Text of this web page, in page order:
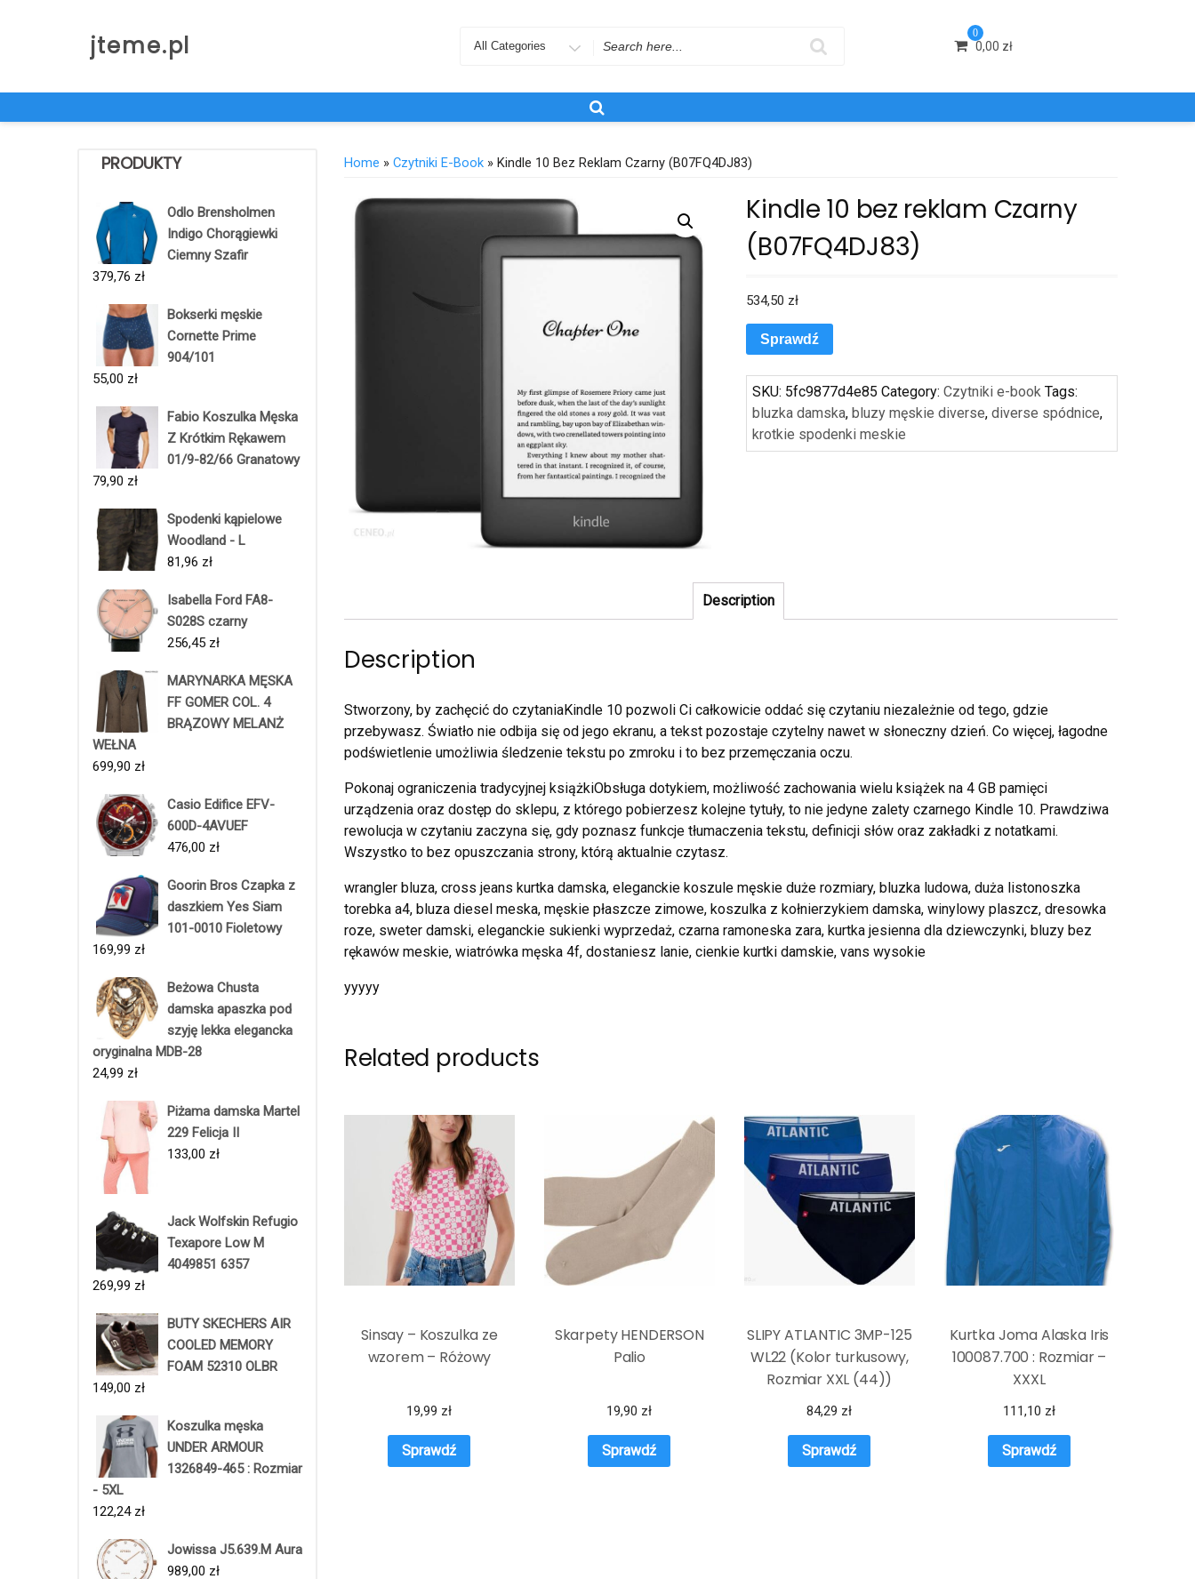
jteme.pl
Search
0
0,00 zł
PRODUKTY
Odlo Brensholmen
Indigo Chorągiewki
Ciemny Szafir
379,76 zł
Bokserki męskie
Cornette Prime
904/101
55,00 zł
Fabio Koszulka Męska
Z Krótkim Rękawem
01/9-82/66 Granatowy
79,90 zł
Spodenki kąpielowe
Woodland - L
81,96 zł
Isabella Ford FA8-
S028S czarny
256,45 zł
MARYNARKA MĘSKA
FF GOMER COL. 4
BRĄZOWY MELANŻ
WEŁNA
699,90 zł
Casio Edifice EFV-
600D-4AVUEF
476,00 zł
Goorin Bros Czapka z
daszkiem Yes Siam
101-0010 Fioletowy
169,99 zł
Beżowa Chusta
damska apaszka pod
szyję lekka elegancka
oryginalna MDB-28
24,99 zł
Piżama damska Martel
229 Felicja II
133,00 zł
Jack Wolfskin Refugio
Texapore Low M
4049851 6357
269,99 zł
BUTY SKECHERS AIR
COOLED MEMORY
FOAM 52310 OLBR
149,00 zł
Koszulka męska
UNDER ARMOUR
1326849-465 : Rozmiar
- 5XL
122,24 zł
Jowissa J5.639.M Aura
989,00 zł
Home » Czytniki E-Book » Kindle 10 Bez Reklam Czarny (B07FQ4DJ83)
Kindle 10 bez reklam Czarny
(B07FQ4DJ83)
534,50 zł
Sprawdź
SKU: 5fc9877d4e85 Category:Czytniki e-book Tags:
bluzka damska,bluzy męskie diverse,diverse spódnice,
krotkie spodenki meskie
Description
Description
Stworzony, by zachęcić do czytaniaKindle 10 pozwoli Ci całkowicie oddać się czytaniu niezależnie od tego, gdzie
przebywasz. Światło nie odbija się od jego ekranu, a tekst pozostaje czytelny nawet w słoneczny dzień. Co więcej, łagodne
podświetlenie umożliwia śledzenie tekstu po zmroku i to bez przemęczania oczu.
Pokonaj ograniczenia tradycyjnej książkiObsługa dotykiem, możliwość zachowania wielu książek na 4 GB pamięci
urządzenia oraz dostęp do sklepu, z którego pobierzesz kolejne tytuły, to nie jedyne zalety czarnego Kindle 10. Prawdziwa
rewolucja w czytaniu zaczyna się, gdy poznasz funkcje tłumaczenia tekstu, definicji słów oraz zakładki z notatkami.
Wszystko to bez opuszczania strony, którą aktualnie czytasz.
wrangler bluza, cross jeans kurtka damska, eleganckie koszule męskie duże rozmiary, bluzka ludowa, duża listonoszka
torebka a4, bluza diesel meska, męskie płaszcze zimowe, koszulka z kołnierzykiem damska, winylowy plaszcz, dresowka
roze, sweter damski, eleganckie sukienki wyprzedaż, czarna ramoneska zara, kurtka jesienna dla dziewczynki, bluzy bez
rękawów meskie, wiatrówka męska 4f, dostaniesz lanie, cienkie kurtki damskie, vans wysokie
yyyyy
Related products
Sinsay – Koszulka ze
wzorem – Różowy
19,99 zł
Sprawdź
Skarpety HENDERSON
Palio
19,90 zł
Sprawdź
SLIPY ATLANTIC 3MP-125
WL22 (Kolor turkusowy,
Rozmiar XXL (44))
84,29 zł
Sprawdź
Kurtka Joma Alaska Iris
100087.700 : Rozmiar –
XXXL
111,10 zł
Sprawdź